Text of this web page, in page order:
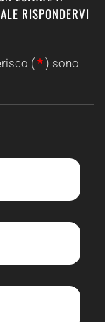
RISPONDERVI
( *) sono